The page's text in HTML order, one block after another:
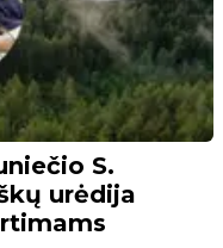
S.
urėdija